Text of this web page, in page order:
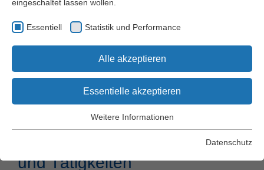
Holz / Kunststoff / Modellbau
Musterbetrieb
Sägewerk
Arbeitsblätter zu Einrichtungen
und Tätigkeiten
eingeschaltet lassen wollen.
Essentiell Statistik und Performance
Alle akzeptieren
Essentielle akzeptieren
Essentielle Cookies werden für grundlegende Funktionen der
Webseite einwandfrei funktioniert.
Weitere Informationen
Datenschutz